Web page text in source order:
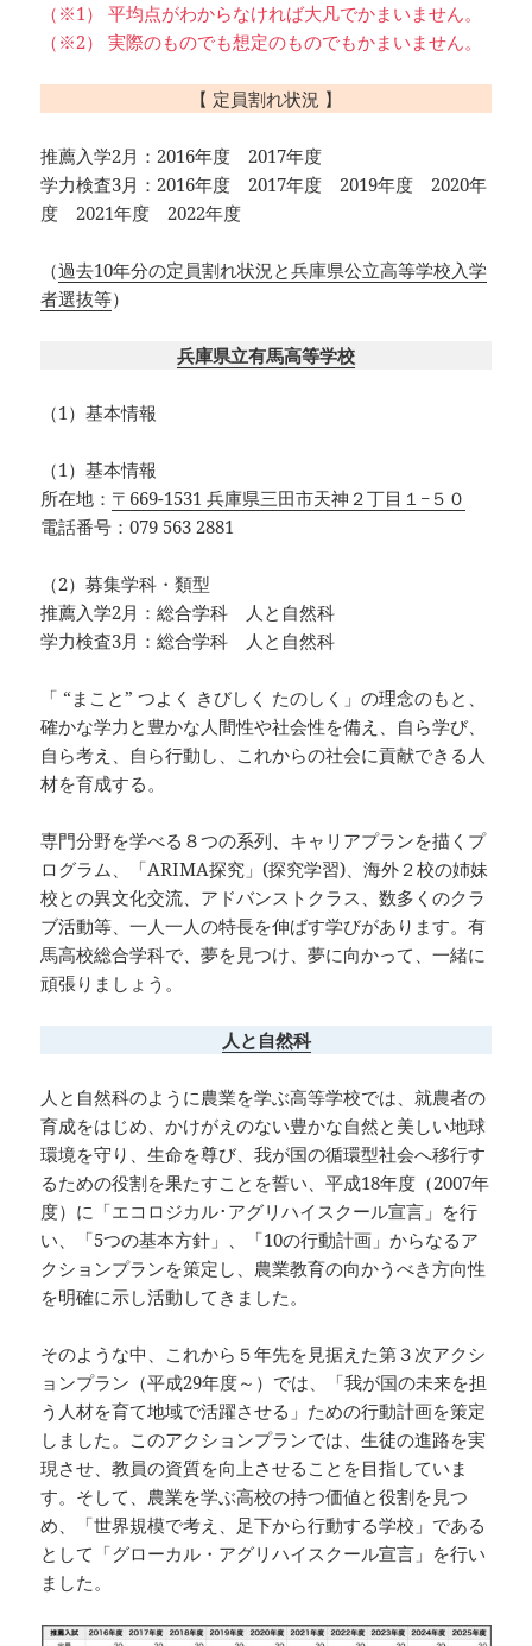
（※1） 平均点がわからなければ大凡でかまいません。
（※2） 実際のものでも想定のものでもかまいません。
【 定員割れ状況 】
推薦入学2月：2016年度 2017年度
学力検査3月：2016年度 2017年度 2019年度 2020年
度 2021年度 2022年度
（過去10年分の定員割れ状況と兵庫県公立高等学校入学
者選抜等）
兵庫県立有馬高等学校
（1）基本情報
（1）基本情報
所在地： 〒669-1531 兵庫県三田市天神２丁目１−５０
電話番号：079 563 2881
（2）募集学科・類型
推薦入学2月：総合学科 人と自然科
学力検査3月：総合学科 人と自然科
「 “まこと” つよく きびしく たのしく」の理念のもと、
確かな学力と豊かな人間性や社会性を備え、自ら学び、
自ら考え、自ら行動し、これからの社会に貢献できる人
材を育成する。
専門分野を学べる８つの系列、キャリアプランを描くプ
ログラム、「ARIMA探究」(探究学習)、海外２校の姉妹
校との異文化交流、アドバンストクラス、数多くのクラ
ブ活動等、一人一人の特長を伸ばす学びがあります。有
馬高校総合学科で、夢を見つけ、夢に向かって、一緒に
頑張りましょう。
人と自然科
人と自然科のように農業を学ぶ高等学校では、就農者の
育成をはじめ、かけがえのない豊かな自然と美しい地球
環境を守り、生命を尊び、我が国の循環型社会へ移行す
るための役割を果たすことを誓い、平成18年度（2007年
度）に「エコロジカル･アグリハイスクール宣言」を行
い、「5つの基本方針」、「10の行動計画」からなるア
クションプランを策定し、農業教育の向かうべき方向性
を明確に示し活動してきました。
そのような中、これから５年先を見据えた第３次アクシ
ョンプラン（平成29年度～）では、「我が国の未来を担
う人材を育て地域で活躍させる」ための行動計画を策定
しました。このアクションプランでは、生徒の進路を実
現させ、教員の資質を向上させることを目指していま
す。そして、農業を学ぶ高校の持つ価値と役割を見つ
め、「世界規模で考え、足下から行動する学校」である
として「グローカル・アグリハイスクール宣言」を行い
ました。